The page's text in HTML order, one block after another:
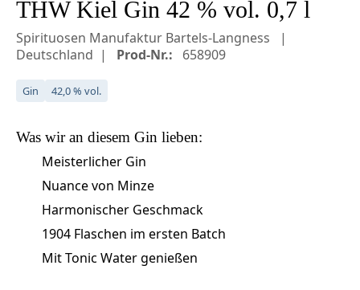
THW Kiel Gin 42 % vol. 0,7 l
Spirituosen Manufaktur Bartels-Langness
Deutschland
Prod-Nr.: 658909
Gin 42,0 % vol.
Was wir an diesem Gin lieben:
Meisterlicher Gin
Nuance von Minze
Harmonischer Geschmack
1904 Flaschen im ersten Batch
Mit Tonic Water genießen